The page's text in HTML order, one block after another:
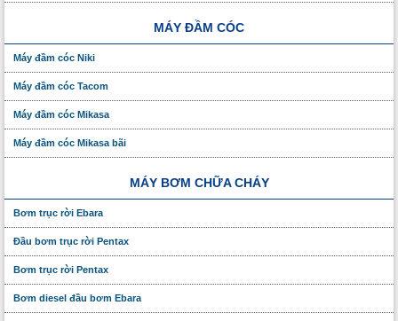
MÁY ĐẦM CÓC
Máy đầm cóc Niki
Máy đầm cóc Tacom
Máy đầm cóc Mikasa
Máy đầm cóc Mikasa bãi
MÁY BƠM CHỮA CHÁY
Bơm trục rời Ebara
Đầu bơm trục rời Pentax
Bơm trục rời Pentax
Bơm diesel đầu bơm Ebara